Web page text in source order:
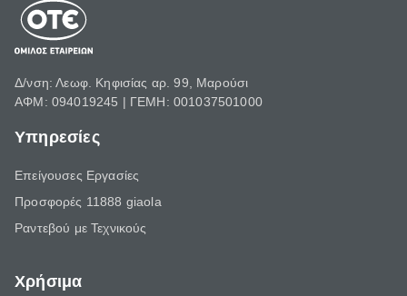
Δ/νση: Λεωφ. Κηφισίας αρ. 99, Μαρούσι
ΑΦΜ: 094019245 | ΓΕΜΗ: 001037501000
Υπηρεσίες
Επείγουσες Εργασίες
Προσφορές 11888 giaola
Ραντεβού με Τεχνικούς
Χρήσιμα